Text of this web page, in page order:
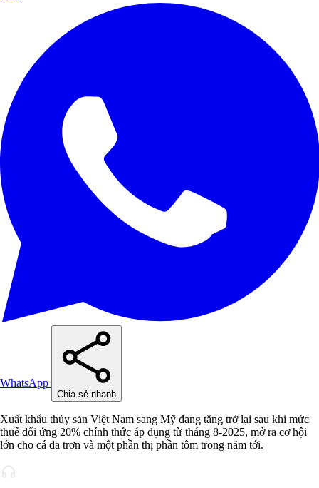
WhatsApp
Chia sẻ nhanh
Xuất khẩu thủy sản Việt Nam sang Mỹ đang tăng trở lại sau khi mức
thuế đối ứng 20% chính thức áp dụng từ tháng 8-2025, mở ra cơ hội
lớn cho cá da trơn và một phần thị phần tôm trong năm tới.